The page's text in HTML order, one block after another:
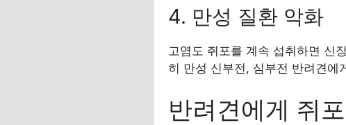
4. 만성 질환 악화
고염도 쥐포를 계속 섭취하면 신
히 만성 신부전, 심부전 반려견에
반려견에게 쥐